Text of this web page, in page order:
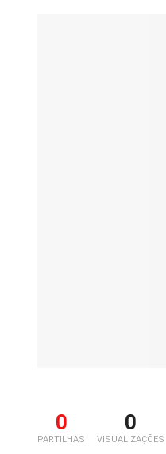
0
PARTILHAS
0
VISUALIZAÇÕES